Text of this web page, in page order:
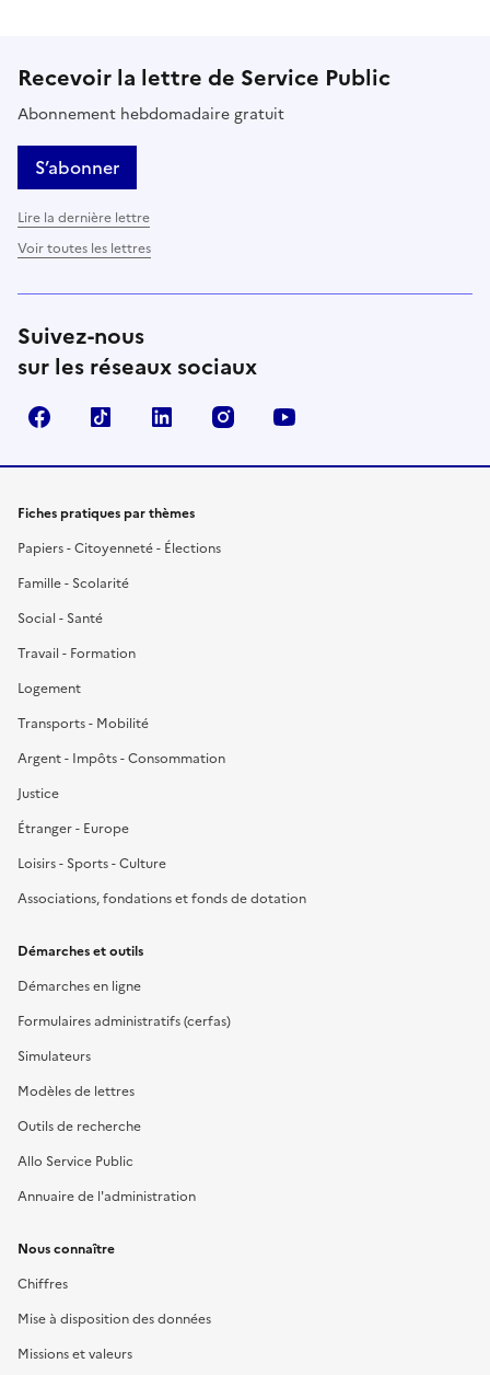
Recevoir la lettre de Service Public
Abonnement hebdomadaire gratuit
S’abonner
Lire la dernière lettre
Voir toutes les lettres
Suivez-nous
sur les réseaux sociaux
FacebookTikTok LinkedIn Instagram
Fiches pratiques par thèmes
Papiers - Citoyenneté - Élections
Famille - Scolarité
Social - Santé
Travail - Formation
Logement
Transports - Mobilité
Argent - Impôts - Consommation
Justice
Étranger - Europe
Loisirs - Sports - Culture
Associations, fondations et fonds de dotation
Démarches et outils
Démarches en ligne
Formulaires administratifs (cerfas)
Simulateurs
Modèles de lettres
Outils de recherche
Allo Service Public
Annuaire de l'administration
Nous connaître
Chiffres
Mise à disposition des données
Missions et valeurs